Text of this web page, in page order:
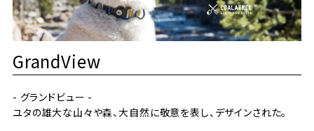
GrandView
- グランドビュー -
ユタの雄大な山々や森、大自然に敬意を表し、デザインされた。